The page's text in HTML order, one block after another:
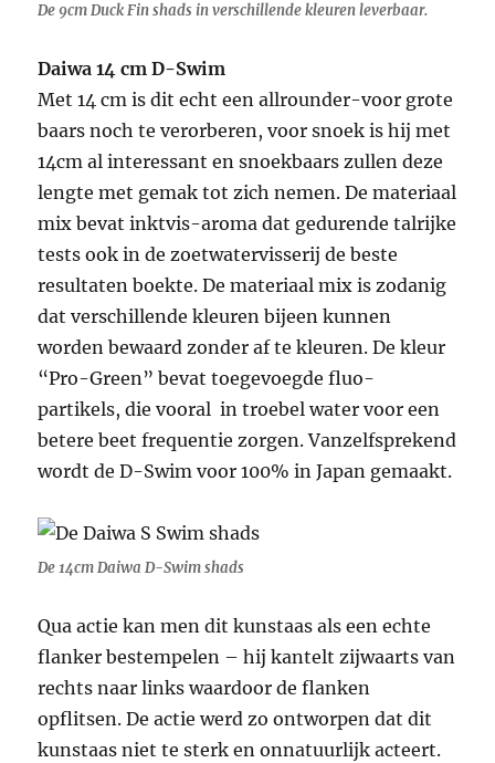
De 9cm Duck Fin shads in verschillende kleuren leverbaar.
Daiwa 14 cm D-Swim
Met 14 cm is dit echt een allrounder-voor grote
baars noch te verorberen, voor snoek is hij met
14cm al interessant en snoekbaars zullen deze
lengte met gemak tot zich nemen. De materiaal
mix bevat inktvis-aroma dat gedurende talrijke
tests ook in de zoetwatervisserij de beste
resultaten boekte. De materiaal mix is zodanig
dat verschillende kleuren bijeen kunnen
worden bewaard zonder af te kleuren. De kleur
“Pro-Green” bevat toegevoegde fluo-
partikels, die vooral in troebel water voor een
betere beet frequentie zorgen. Vanzelfsprekend
wordt de D-Swim voor 100% in Japan gemaakt.
De 14cm Daiwa D-Swim shads
Qua actie kan men dit kunstaas als een echte
flanker bestempelen – hij kantelt zijwaarts van
rechts naar links waardoor de flanken
opflitsen. De actie werd zo ontworpen dat dit
kunstaas niet te sterk en onnatuurlijk acteert.